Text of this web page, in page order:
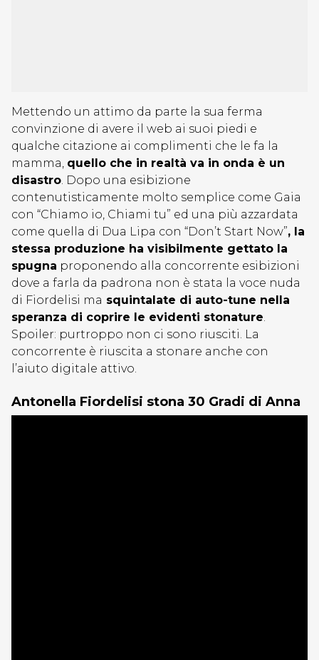
Mettendo un attimo da parte la sua ferma
convinzione di avere il web ai suoi piedi e
qualche citazione ai complimenti che le fa la
mamma, quello che in realtà va in onda è un
disastro. Dopo una esibizione
contenutisticamente molto semplice come Gaia
con “Chiamo io, Chiami tu” ed una più azzardata
come quella di Dua Lipa con “Don’t Start Now”, la
stessa produzione ha visibilmente gettato la
spugna proponendo alla concorrente esibizioni
dove a farla da padrona non è stata la voce nuda
di Fiordelisi ma squintalate di auto-tune nella
speranza di coprire le evidenti stonature.
Spoiler: purtroppo non ci sono riusciti. La
concorrente è riuscita a stonare anche con
l’aiuto digitale attivo.
Antonella Fiordelisi stona 30 Gradi di Anna